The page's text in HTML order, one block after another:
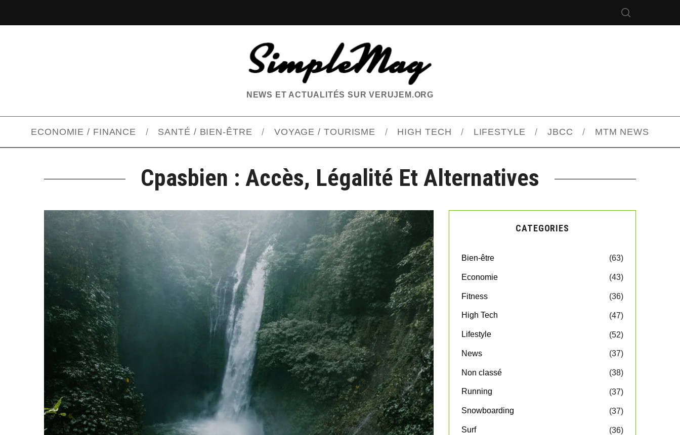
NEWS ET ACTUALITÉS SUR VERUJEM.ORG
ECONOMIE / FINANCE SANTÉ / BIEN-ÊTRE VOYAGE / TOURISME HIGH TECH LIFESTYLE JBCC MTM NEWS
Cpasbien : Accès, Légalité Et Alternatives
CATEGORIES
Bien-être (63)
Economie (43)
Fitness (36)
High Tech (47)
Lifestyle (52)
News (37)
Non classé (38)
Running (37)
Snowboarding (37)
Surf (36)